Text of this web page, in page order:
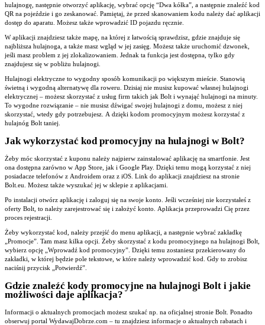
hulajnogę, następnie otworzyć aplikację, wybrać opcję “Dwa kółka”, a następnie znaleźć kod
QR na pojeździe i go zeskanować. Pamiętaj, że przed skanowaniem kodu należy dać aplikacji
dostęp do aparatu. Możesz także wprowadzić ID pojazdu ręcznie.
W aplikacji znajdziesz także mapę, na której z łatwością sprawdzisz, gdzie znajduje się
najbliższa hulajnoga, a także masz wgląd w jej zasięg. Możesz także uruchomić dzwonek,
jeśli masz problem z jej zlokalizowaniem. Jednak ta funkcja jest dostępna, tylko gdy
znajdujesz się w pobliżu hulajnogi.
Hulajnogi elektryczne to wygodny sposób komunikacji po większym mieście. Stanowią
świetną i wygodną alternatywę dla roweru. Dzisiaj nie musisz kupować własnej hulajnogi
elektrycznej – możesz skorzystać z usług firm takich jak Bolt i wynająć hulajnogi na minuty.
To wygodne rozwiązanie – nie musisz dźwigać swojej hulajnogi z domu, możesz z niej
skorzystać, wtedy gdy potrzebujesz. A dzięki kodom promocyjnym możesz korzystać z
hulajnóg Bolt taniej.
Jak wykorzystać kod promocyjny na hulajnogi w Bolt?
Żeby móc skorzystać z kuponu należy najpierw zainstalować aplikację na smartfonie. Jest
ona dostępna zarówno w App Store, jak i Google Play. Dzięki temu mogą korzystać z niej
posiadacze telefonów z Androidem oraz z iOS. Link do aplikacji znajdziesz na stronie
Bolt.eu. Możesz także wyszukać jej w sklepie z aplikacjami.
Po instalacji otwórz aplikację i zaloguj się na swoje konto. Jeśli wcześniej nie korzystałeś z
oferty Bolt, to należy zarejestrować się i założyć konto. Aplikacja przeprowadzi Cię przez
proces rejestracji.
Żeby wykorzystać kod, należy przejść do menu aplikacji, a następnie wybrać zakładkę
„Promocje”. Tam masz kilka opcji. Żeby skorzystać z kodu promocyjnego na hulajnogi Bolt,
wybierz opcję „Wprowadź kod promocyjny”. Dzięki temu zostaniesz przekierowany do
zakładki, w której będzie pole tekstowe, w które należy wprowadzić kod. Gdy to zrobisz
naciśnij przycisk „Potwierdź”.
Gdzie znaleźć kody promocyjne na hulajnogi Bolt i jakie
możliwości daje aplikacja?
Informacji o aktualnych promocjach możesz szukać np. na oficjalnej stronie Bolt. Ponadto
obserwuj portal WydawajDobrze.com – tu znajdziesz informacje o aktualnych rabatach i